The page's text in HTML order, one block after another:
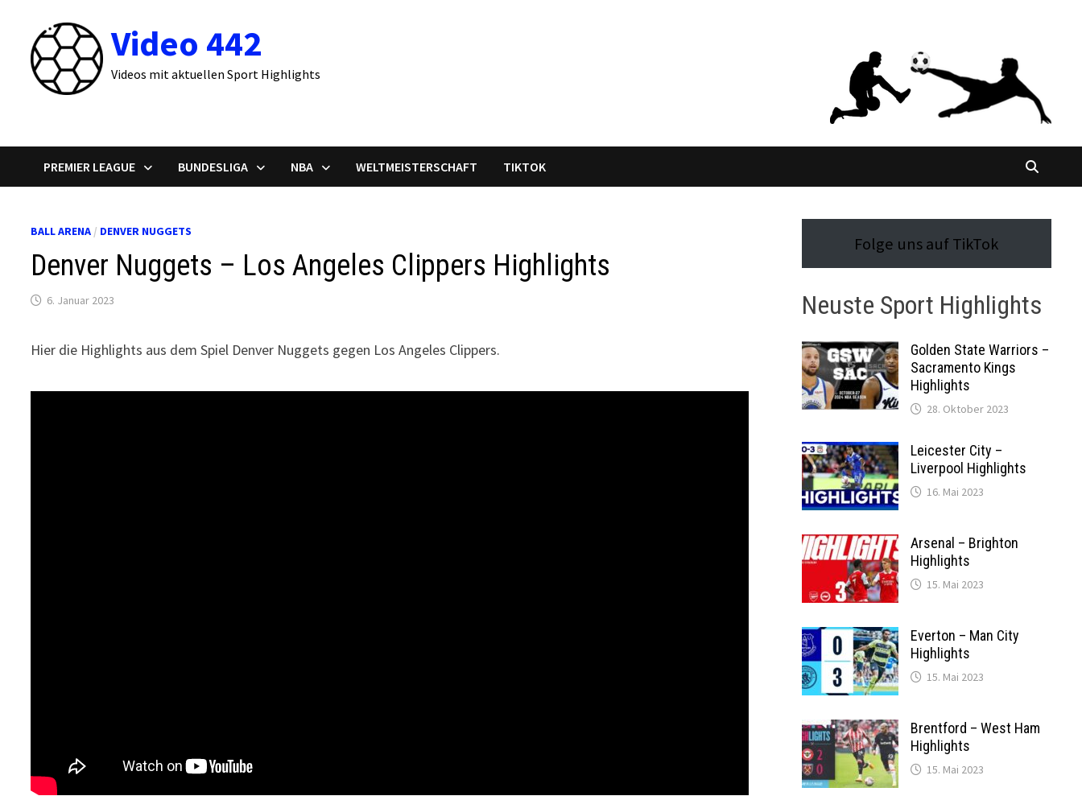
springen
Video 442
Videos mit aktuellen Sport Highlights
PREMIER LEAGUE BUNDESLIGA NBA WELTMEISTERSCHAFT TIKTOK
BALL ARENA / DENVER NUGGETS
Denver Nuggets – Los Angeles Clippers Highlights
6. Januar 2023
Hier die Highlights aus dem Spiel Denver Nuggets gegen Los Angeles Clippers.
Folge uns auf TikTok
Neuste Sport Highlights
Golden State Warriors –
Sacramento Kings
Highlights
28. Oktober 2023
Leicester City –
Liverpool Highlights
16. Mai 2023
Arsenal – Brighton
Highlights
15. Mai 2023
Everton – Man City
Highlights
15. Mai 2023
Brentford – West Ham
Highlights
15. Mai 2023